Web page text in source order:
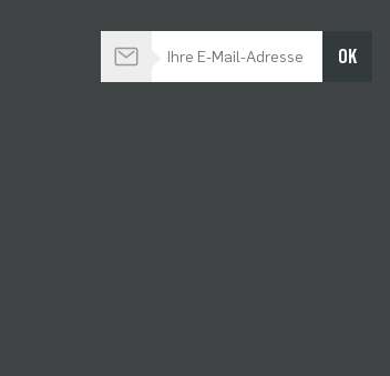
Bleiben Sie auf dem Laufenden OK